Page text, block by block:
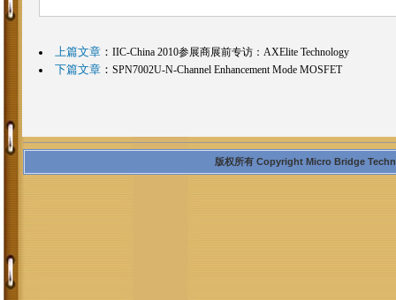
上篇文章： IIC-China 2010参展商展前专访：AXElite Technology
下篇文章： SPN7002U-N-Channel Enhancement Mode MOSFET
版权所有 Copyright Micro Bridge